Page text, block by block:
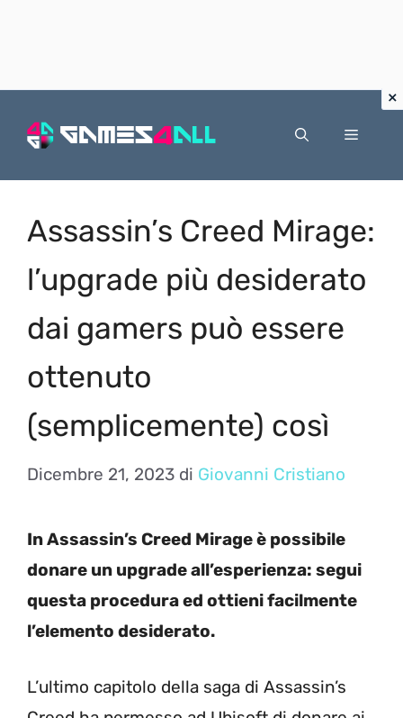
Menu
Assassin’s Creed Mirage:
l’upgrade più desiderato
dai gamers può essere
ottenuto
(semplicemente) così
Dicembre 21, 2023 di Giovanni Cristiano
In Assassin’s Creed Mirage è possibile
donare un upgrade all’esperienza: segui
questa procedura ed ottieni facilmente
l’elemento desiderato.
L’ultimo capitolo della saga di Assassin’s